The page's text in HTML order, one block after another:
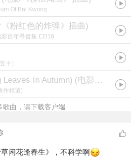
Of Bai Kwong
粉红色的炸弹》插曲)
百年寻音集 CD16
十）
In Autumn) (电影《燕燕于飞》插曲
作精選)
歌曲，请下载客户端
闲花逢春生》，不科学啊